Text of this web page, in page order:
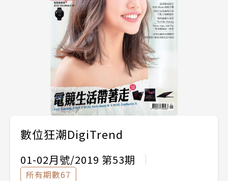
數位狂潮DigiTrend
01-02月號/2019 第53期
所有期數67